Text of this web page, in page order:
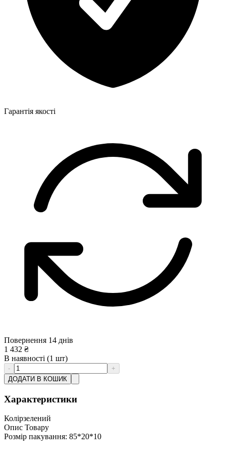
Гарантія якості
Повернення 14 днів
1 432 ₴
В наявності (1 шт)
-
+
ДОДАТИ В КОШИК
Характеристики
Колірзелений
Опис Товару
Розмір пакування: 85*20*10